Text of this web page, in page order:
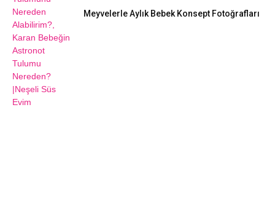
Meyvelerle Aylık Bebek Konsept Fotoğrafları